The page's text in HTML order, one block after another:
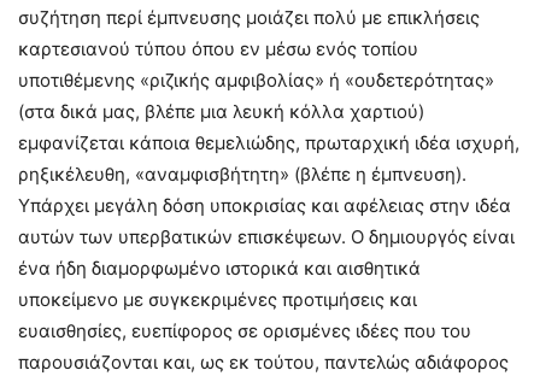
συζήτηση περί έμπνευσης μοιάζει πολύ με επικλήσεις
καρτεσιανού τύπου όπου εν μέσω ενός τοπίου
υποτιθέμενης «ριζικής αμφιβολίας» ή «ουδετερότητας»
(στα δικά μας, βλέπε μια λευκή κόλλα χαρτιού)
εμφανίζεται κάποια θεμελιώδης, πρωταρχική ιδέα ισχυρή,
ρηξικέλευθη, «αναμφισβήτητη» (βλέπε η έμπνευση).
Υπάρχει μεγάλη δόση υποκρισίας και αφέλειας στην ιδέα
αυτών των υπερβατικών επισκέψεων. Ο δημιουργός είναι
ένα ήδη διαμορφωμένο ιστορικά και αισθητικά
υποκείμενο με συγκεκριμένες προτιμήσεις και
ευαισθησίες, ευεπίφορος σε ορισμένες ιδέες που του
παρουσιάζονται και, ως εκ τούτου, παντελώς αδιάφορος